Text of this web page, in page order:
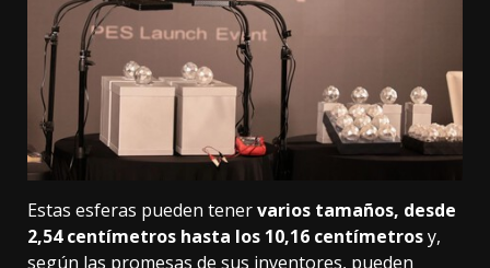
Estas esferas pueden tenervarios tamaños, desde
2,54 centímetros hasta los 10,16 centímetrosy,
según las promesas de sus inventores, pueden